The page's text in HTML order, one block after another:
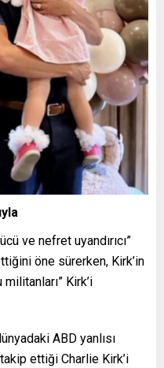
ve nefret uyandırıcı”
öne sürerken, Kirk’in
Kirk’i
ABD yanlısı
ettiği Charlie Kirk’i